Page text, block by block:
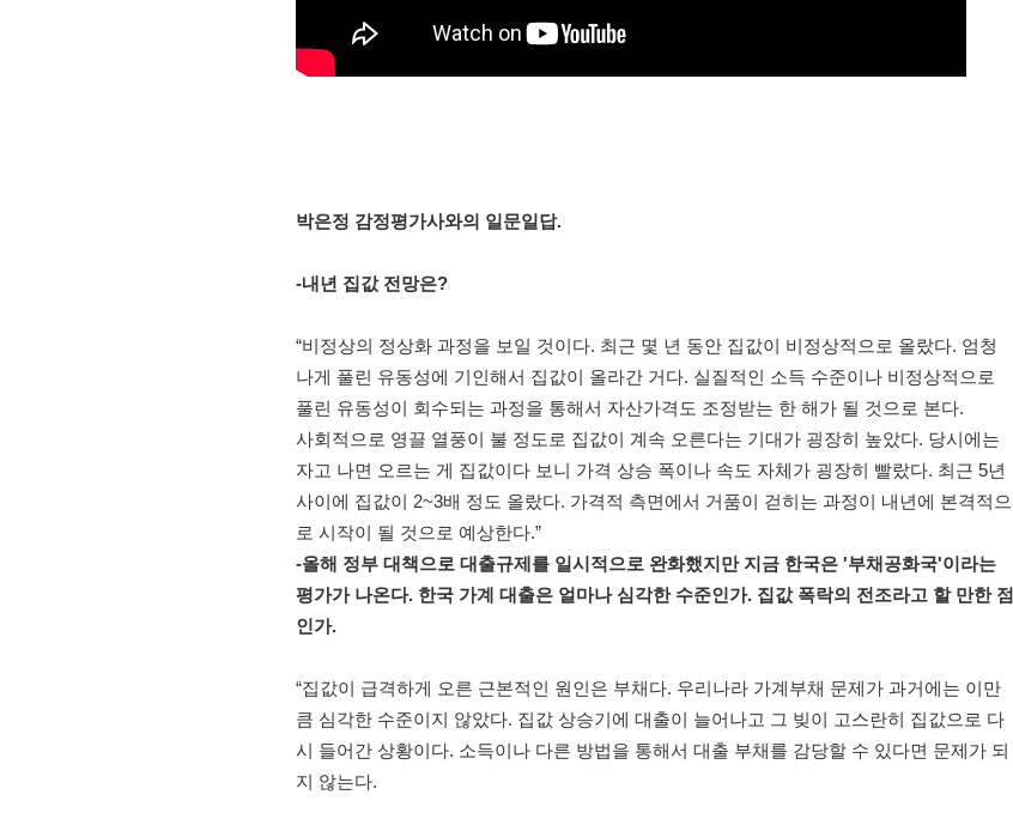
박은정 감정평가사와의 일문일답.
-내년 집값 전망은?
“비정상의 정상화 과정을 보일 것이다. 최근 몇 년 동안 집값이 비정상적으로 올랐다. 엄청
나게 풀린 유동성에 기인해서 집값이 올라간 거다. 실질적인 소득 수준이나 비정상적으로
풀린 유동성이 회수되는 과정을 통해서 자산가격도 조정받는 한 해가 될 것으로 본다.
사회적으로 영끌 열풍이 불 정도로 집값이 계속 오른다는 기대가 굉장히 높았다. 당시에는
자고 나면 오르는 게 집값이다 보니 가격 상승 폭이나 속도 자체가 굉장히 빨랐다. 최근 5년
사이에 집값이 2~3배 정도 올랐다. 가격적 측면에서 거품이 걷히는 과정이 내년에 본격적으
로 시작이 될 것으로 예상한다.”
-올해 정부 대책으로 대출규제를 일시적으로 완화했지만 지금 한국은 '부채공화국'이라는
평가가 나온다. 한국 가계 대출은 얼마나 심각한 수준인가. 집값 폭락의 전조라고 할 만한 점
인가.
“집값이 급격하게 오른 근본적인 원인은 부채다. 우리나라 가계부채 문제가 과거에는 이만
큼 심각한 수준이지 않았다. 집값 상승기에 대출이 늘어나고 그 빚이 고스란히 집값으로 다
시 들어간 상황이다. 소득이나 다른 방법을 통해서 대출 부채를 감당할 수 있다면 문제가 되
지 않는다.